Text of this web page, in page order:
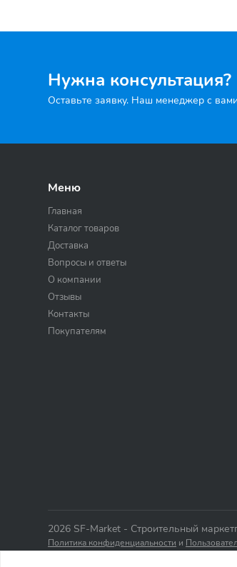
Нужна консультация?
Оставьте заявку. Наш менеджер с
Меню
Главная
Каталог товаров
Доставка
Вопросы и ответы
О компании
Отзывы
Контакты
Покупателям
2026 SF-Market - Строительный
Политика конфиденциальности и